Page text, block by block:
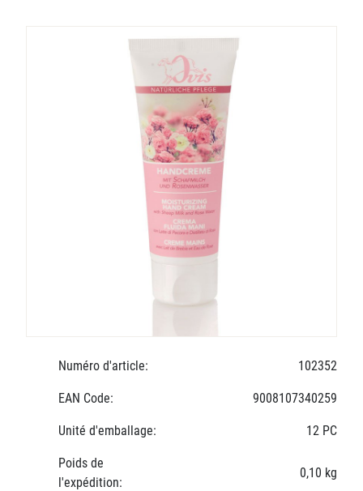
Numéro d'article: 102352
EAN Code: 9008107340259
Unité d'emballage: 12 PC
Poids de
l'expédition:
0,10 kg